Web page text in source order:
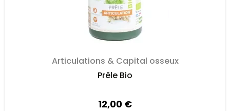
Articulations & Capital osseux
Prêle Bio
12,00 €